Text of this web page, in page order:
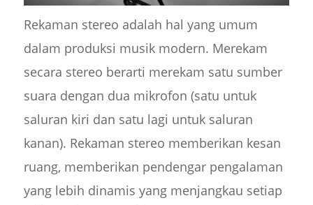
Rekaman stereo adalah hal yang umum
dalam produksi musik modern. Merekam
secara stereo berarti merekam satu sumber
suara dengan dua mikrofon (satu untuk
saluran kiri dan satu lagi untuk saluran
kanan). Rekaman stereo memberikan kesan
ruang, memberikan pendengar pengalaman
yang lebih dinamis yang menjangkau setiap